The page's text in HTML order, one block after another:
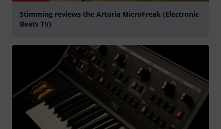
Stimming reviews the Arturia MicroFreak (Electronic
Beats TV)